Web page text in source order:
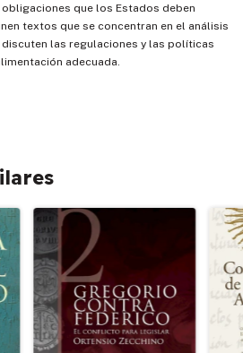
que los Estados deben
textos que se concentran en el análisis
las regulaciones y las políticas
adecuada.